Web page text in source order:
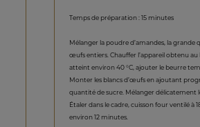
Temps de préparation : 15 minutes
Mélanger la poudre d’amandes, la grande
œufs entiers. Chauffer l’appareil obtenu au
atteint environ 40 °C, ajouter le beurre
Monter les blancs d’œufs en ajoutant
quantité de sucre. Mélanger délicatement
Étaler dans le cadre, cuisson four ventilé à
environ 12 minutes.